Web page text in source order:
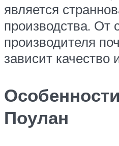
является
производства. От
производителя
зависит качество
Поулан